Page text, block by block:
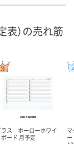
表）の売れ筋
ラス ホーローホワイ
ボード 月予定